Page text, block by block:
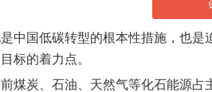
中国低碳转型的根本性措施，也
标的着力点。
煤炭、石油、天然气等化石能源占